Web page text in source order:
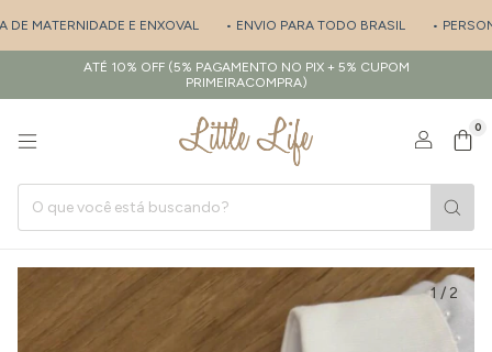
MATERNIDADE E ENXOVAL • ENVIO PARA TODO BRASIL •
ATÉ 10% OFF (5% PAGAMENTO NO PIX + 5% CUPOM
PRIMEIRACOMPRA)
0
1 /2